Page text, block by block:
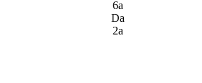
6a
Da
2a